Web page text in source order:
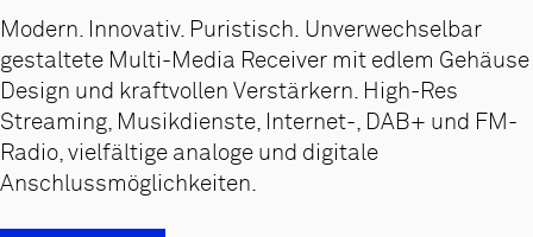
Modern. Innovativ. Puristisch. Unverwechselbar
gestaltete Multi-Media Receiver mit edlem Gehäuse
Design und kraftvollen Verstärkern. High-Res
Streaming, Musikdienste, Internet-, DAB+ und FM-
Radio, vielfältige analoge und digitale
Anschlussmöglichkeiten.